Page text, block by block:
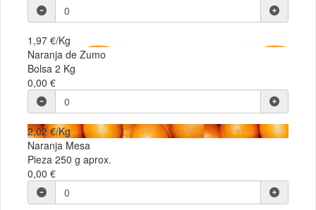
1,97 €/Kg
Naranja de Zumo
Bolsa 2 Kg
0,00 €
2,02 €/Kg
Naranja Mesa
Pieza 250 g aprox.
0,00 €